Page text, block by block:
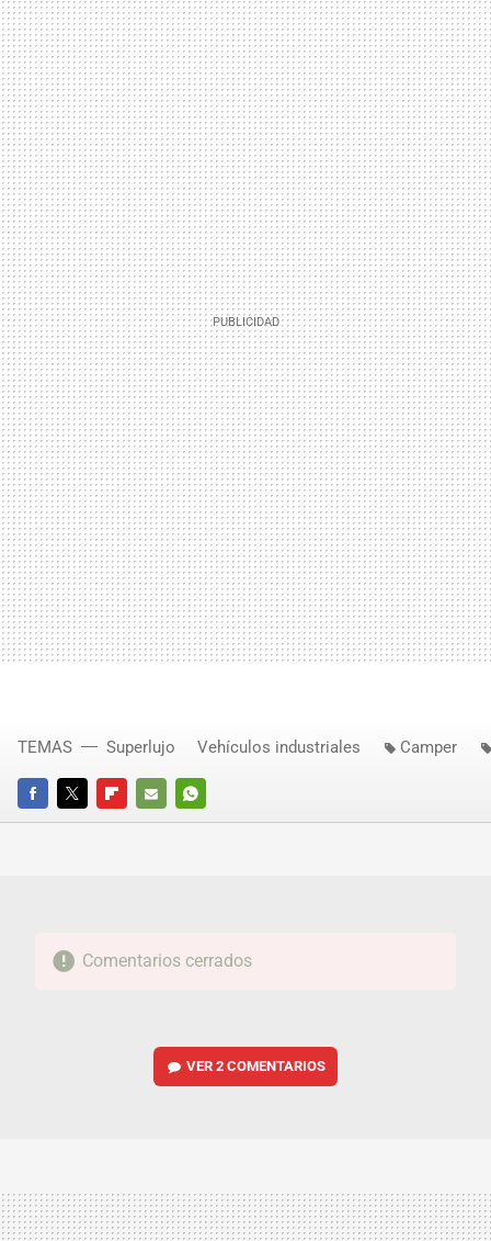
FACEBOOKTWITTERFLIPBOARD
E-
WHATSAPP
TEMAS Superlujo Vehículos industriales Camper
Comentarios cerrados
VER2 COMENTARIOS